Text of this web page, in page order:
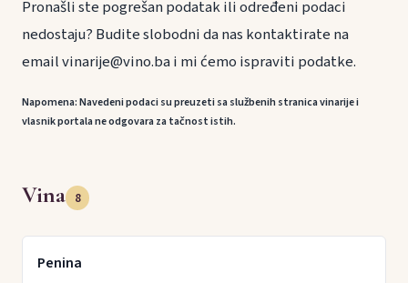
Pronašli ste pogrešan podatak ili određeni podaci
nedostaju? Budite slobodni da nas kontaktirate na
email vinarije@vino.ba i mi ćemo ispraviti podatke.
Napomena: Navedeni podaci su preuzeti sa službenih stranica vinarije i
vlasnik portala ne odgovara za tačnost istih.
Vina 8
Penina